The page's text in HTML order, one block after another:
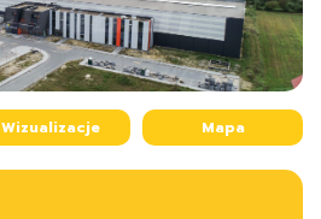
Wizualizacje Mapa